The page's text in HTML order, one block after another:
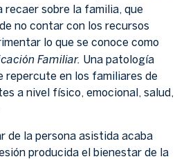
recaer sobre la familia, que
no contar con los recursos
lo que se conoce como
Familiar. Una patología
repercute en los familiares de
a nivel físico, emocional, salud,
de la persona asistida acaba
producida el bienestar de la